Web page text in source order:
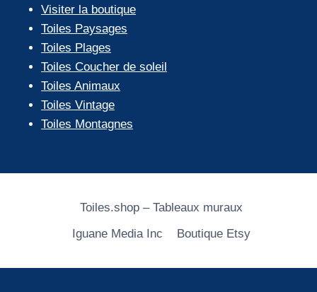
Visiter la boutique
Toiles Paysages
Toiles Plages
Toiles Coucher de soleil
Toiles Animaux
Toiles Vintage
Toiles Montagnes
Toiles.shop – Tableaux muraux
Iguane Media Inc
Boutique Etsy